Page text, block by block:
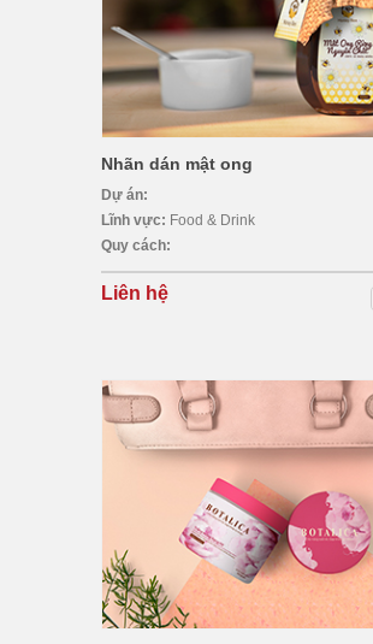
Nhãn dán mật ong
Dự án:
Lĩnh vực: Food & Drink
Quy cách:
Liên hệ